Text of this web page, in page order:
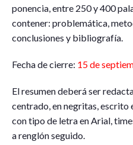
ponencia, entre 250 y 400
contener: problemática,
conclusiones y bibliografía.
Fecha de cierre: 15 de
El resumen deberá ser
centrado, en negritas, escrito
con tipo de letra en Arial,
a renglón seguido.